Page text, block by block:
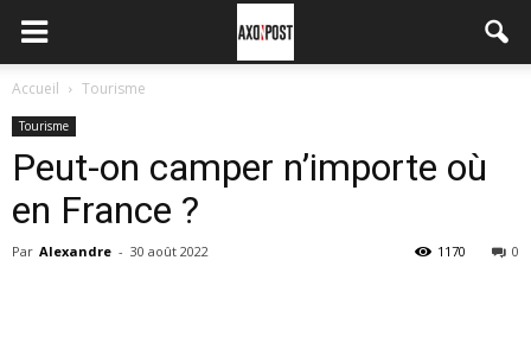
Accueil Tourisme
Tourisme
Peut-on camper n’importe où
en France ?
Par Alexandre - 30 août 2022 0
1170